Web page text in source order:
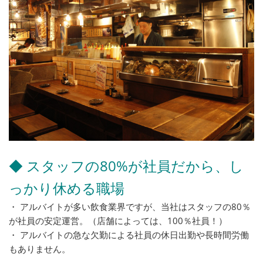
◆ スタッフの80%が社員だから、し
っかり休める職場
・ アルバイトが多い飲食業界ですが、当社はスタッフの80％
が社員の安定運営。（店舗によっては、100％社員！）
・ アルバイトの急な欠勤による社員の休日出勤や長時間労働
もありません。